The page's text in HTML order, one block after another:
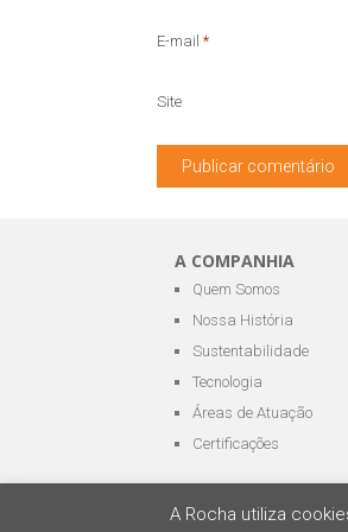
E-mail *
Site
A COMPANHIA
Quem Somos
Nossa História
Sustentabilidade
Tecnologia
Áreas de Atuação
Certificações
A Rocha utiliza